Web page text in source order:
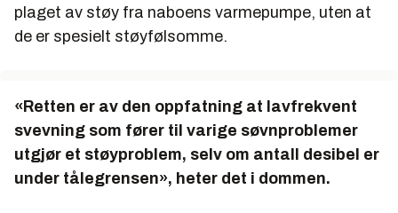
plaget av støy fra naboens varmepumpe, uten at
de er spesielt støyfølsomme.
«Retten er av den oppfatning at lavfrekvent
svevning som fører til varige søvnproblemer
utgjør et støyproblem, selv om antall desibel er
under tålegrensen», heter det i dommen.